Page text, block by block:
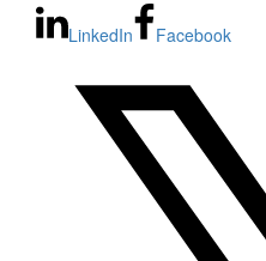
LinkedIn Facebook